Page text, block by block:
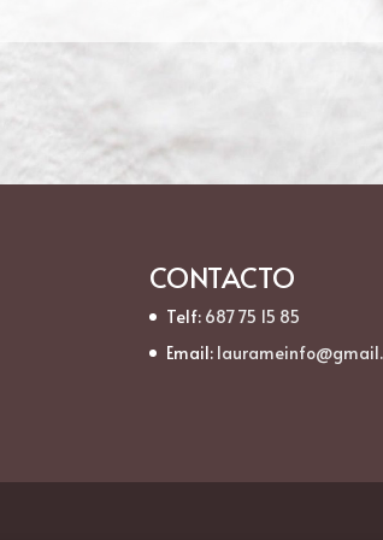
CONTACTO
Telf: 687 75 15 85
Email: